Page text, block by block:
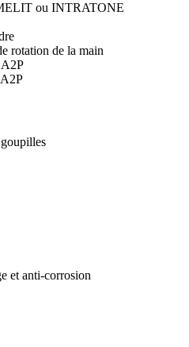
ou INTRATONE
rotation de la main
et anti-corrosion